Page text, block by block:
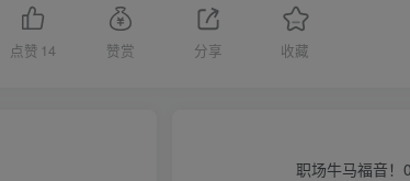
点赞 14 赞赏 分享 收藏
职场牛马福音！